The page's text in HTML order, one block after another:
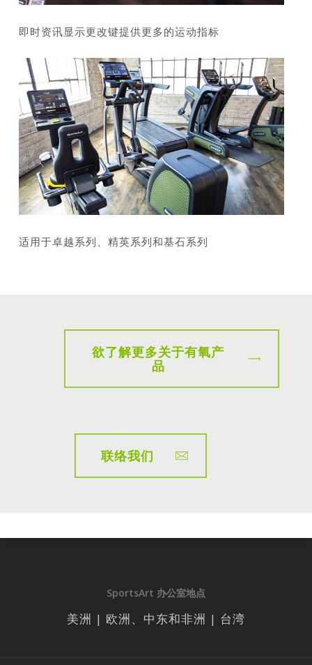
即时资讯显示更改键提供更多的运动指标
适用于卓越系列、精英系列和基石系列
欲了解更多关于有氧产
品
联络我们
SportsArt 办公室地点
美洲 | 欧洲、中东和非洲 | 台湾